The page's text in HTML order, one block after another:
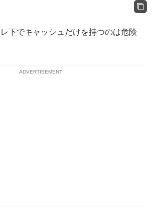
下でキャッシュだけを持つのは危険
ADVERTISEMENT